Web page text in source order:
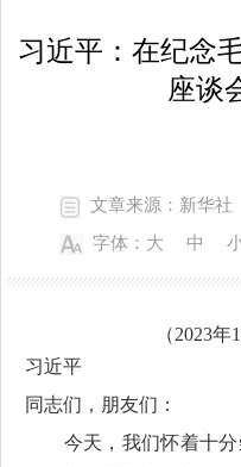
习近平：在纪念
座谈
文章来源：新华社
字体： 大 中
（2023年
习近平
同志们，朋友们：
今天，我们怀着十分